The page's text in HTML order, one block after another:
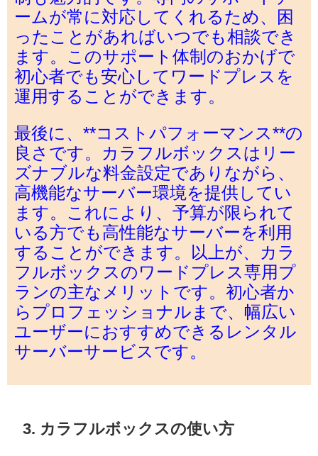
ームが常に対応してくれるため、困
ったことがあればいつでも相談でき
ます。このサポート体制のおかげで
初心者でも安心してワードプレスを
運用することができます。
最後に、**コストパフォーマンス**の
良さです。カラフルボックスはリー
ズナブルな料金設定でありながら、
高機能なサーバー環境を提供してい
ます。これにより、予算が限られて
いる方でも高性能なサーバーを利用
することができます。以上が、カラ
フルボックスのワードプレス専用プ
ランの主なメリットです。初心者か
らプロフェッショナルまで、幅広い
ユーザーにおすすめできるレンタル
サーバーサービスです。
3. カラフルボックスの使い方